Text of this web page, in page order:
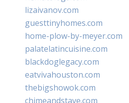
lizaivanov.com
guesttinyhomes.com
home-plow-by-meyer.com
palatelatincuisine.com
blackdoglegacy.com
eatvivahouston.com
thebigshowok.com
chimeandstave.com